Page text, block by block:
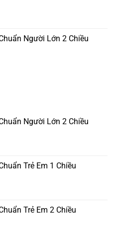
Người Lớn 2 Chiều
Người Lớn 2 Chiều
Trẻ Em 1 Chiều
Trẻ Em 2 Chiều